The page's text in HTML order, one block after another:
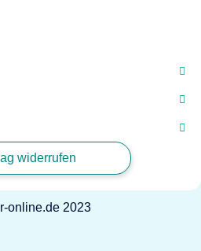
widerrufen
online.de 2023